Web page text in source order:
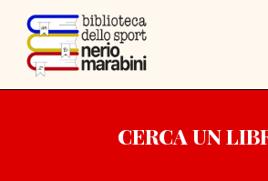
CERCA UN